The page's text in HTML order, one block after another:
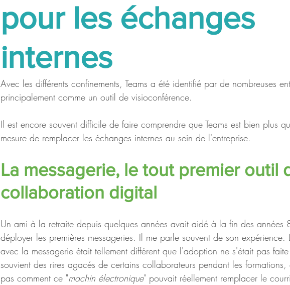
pour les échanges
internes
Avec les différents confinements, Teams a été identifié par de nombreuses
principalement comme un outil de visioconférence.
Il est encore souvent difficile de faire comprendre que Teams est bien plus
mesure de remplacer les échanges internes au sein de l'entreprise.
La messagerie, le tout premier outil
collaboration digital
Un ami à la retraite depuis quelques années avait aidé à la fin des années
déployer les premières messageries. Il me parle souvent de son expérience.
avec la messagerie était tellement différent que l'adoption ne s'était pas
souvient des rires agacés de certains collaborateurs pendant les
pas comment ce "machin électronique" pouvait réellement remplacer le